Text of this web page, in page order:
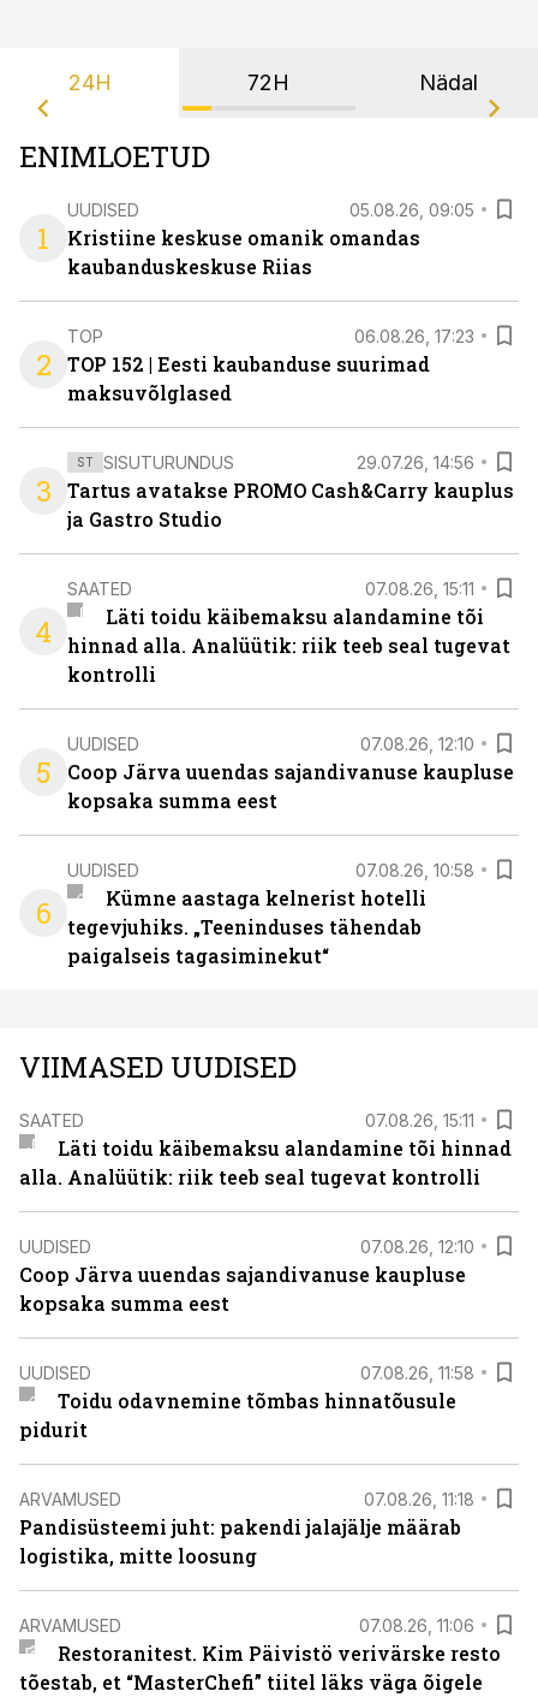
24H 72H Nädal
ENIMLOETUD
1
UUDISED 05.08.26, 09:05
Kristiine keskuse omanik omandas
kaubanduskeskuse Riias
2
TOP 06.08.26, 17:23
TOP 152 | Eesti kaubanduse suurimad
maksuvõlglased
3
ST SISUTURUNDUS 29.07.26, 14:56
Tartus avatakse PROMO Cash&Carry kauplus
ja Gastro Studio
4
SAATED 07.08.26, 15:11
Läti toidu käibemaksu alandamine tõi
hinnad alla. Analüütik: riik teeb seal tugevat
kontrolli
5
UUDISED 07.08.26, 12:10
Coop Järva uuendas sajandivanuse kaupluse
kopsaka summa eest
6
UUDISED 07.08.26, 10:58
Kümne aastaga kelnerist hotelli
tegevjuhiks. „Teeninduses tähendab
paigalseis tagasiminekut“
VIIMASED UUDISED
SAATED 07.08.26, 15:11
Läti toidu käibemaksu alandamine tõi hinnad
alla. Analüütik: riik teeb seal tugevat kontrolli
UUDISED 07.08.26, 12:10
Coop Järva uuendas sajandivanuse kaupluse
kopsaka summa eest
UUDISED 07.08.26, 11:58
Toidu odavnemine tõmbas hinnatõusule
pidurit
ARVAMUSED 07.08.26, 11:18
Pandisüsteemi juht: pakendi jalajälje määrab
logistika, mitte loosung
ARVAMUSED 07.08.26, 11:06
Restoranitest. Kim Päivistö verivärske resto
tõestab, et “MasterChefi” tiitel läks väga õigele